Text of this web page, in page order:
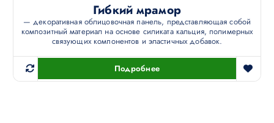
Гибкий мрамор
— декоративная облицовочная панель, представляющая собой
композитный материал на основе силиката кальция, полимерных
связующих компонентов и эластичных добавок.
Подробнее